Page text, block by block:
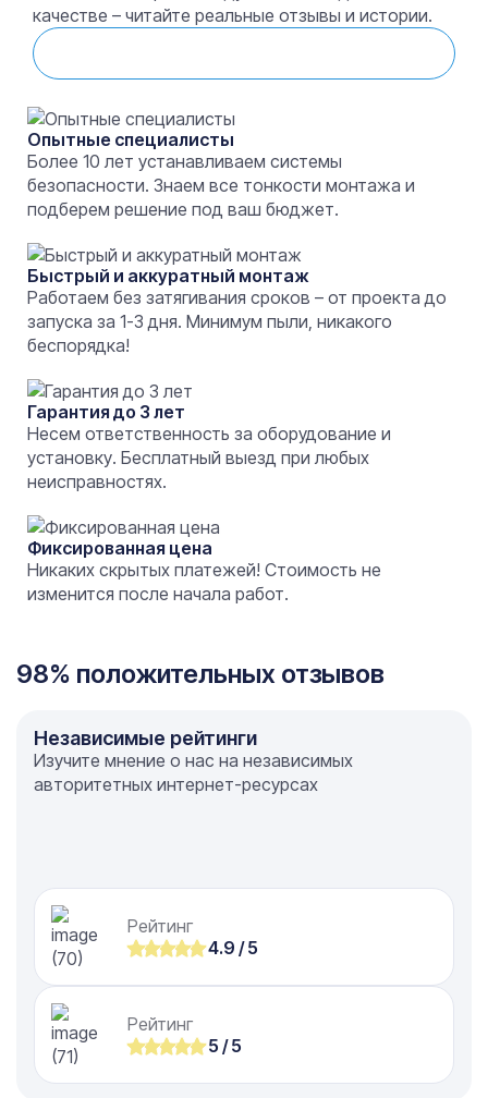
качестве – читайте реальные отзывы и истории.
Опытные специалисты
Более 10 лет устанавливаем системы
безопасности. Знаем все тонкости монтажа и
подберем решение под ваш бюджет.
Быстрый и аккуратный монтаж
Работаем без затягивания сроков – от проекта до
запуска за 1-3 дня. Минимум пыли, никакого
беспорядка!
Гарантия до 3 лет
Несем ответственность за оборудование и
установку. Бесплатный выезд при любых
неисправностях.
Фиксированная цена
Никаких скрытых платежей! Стоимость не
изменится после начала работ.
98% положительных отзывов
Независимые рейтинги
Изучите мнение о нас на независимых
авторитетных интернет-ресурсах
Рейтинг
4.9 / 5
Рейтинг
5 / 5